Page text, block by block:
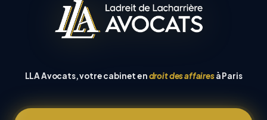
LLA Avocats, votre cabinet endroit des affairesà Paris